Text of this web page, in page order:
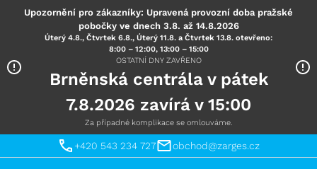
Upozornění pro zákazníky: Upravená provozní doba pražské
pobočky ve dnech 3.8. až 14.8.2026
Úterý 4.8., Čtvrtek 6.8., Úterý 11.8. a Čtvrtek 13.8. otevřeno:
8:00 – 12:00, 13:00 – 15:00
OSTATNÍ DNY ZAVŘENO
Brněnská centrála v pátek
7.8.2026 zavírá v 15:00
Za případné komplikace se omlouváme.
+420 543 234 727 obchod@zarges.cz